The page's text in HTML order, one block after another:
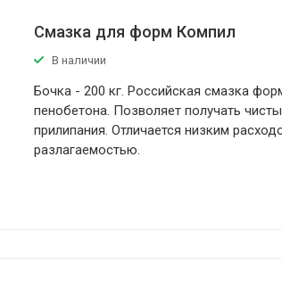
Смазка для форм Компил
В наличии
Бочка - 200 кг. Российская смазка
пенобетона. Позволяет получать
прилипания. Отличается низким
разлагаемостью.